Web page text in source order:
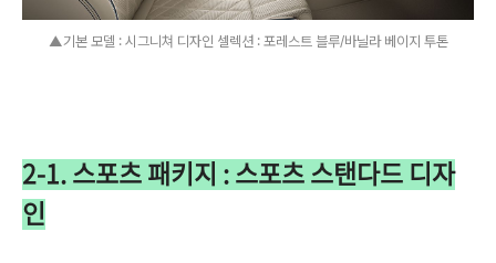
▲기본 모델 : 시그니쳐 디자인 셀렉션 : 포레스트 블루/바닐라 베이지 투톤
2-1. 스포츠 패키지 : 스포츠 스탠다드 디자
인